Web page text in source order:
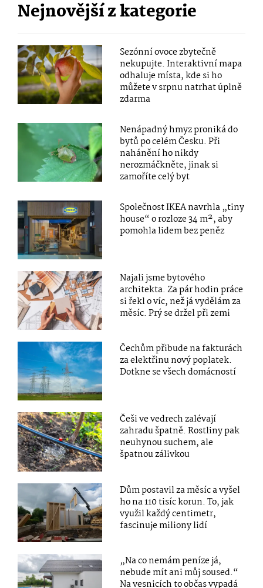
Nejnovější z kategorie
Sezónní ovoce zbytečně
nekupujte. Interaktivní mapa
odhaluje místa, kde si ho
můžete v srpnu natrhat úplně
zdarma
Nenápadný hmyz proniká do
bytů po celém Česku. Při
nahánění ho nikdy
nerozmáčkněte, jinak si
zamoříte celý byt
Společnost IKEA navrhla „tiny
house“ o rozloze 34 m², aby
pomohla lidem bez peněz
Najali jsme bytového
architekta. Za pár hodin práce
si řekl o víc, než já vydělám za
měsíc. Prý se držel při zemi
Čechům přibude na fakturách
za elektřinu nový poplatek.
Dotkne se všech domácností
Češi ve vedrech zalévají
zahradu špatně. Rostliny pak
neuhynou suchem, ale
špatnou zálivkou
Dům postavil za měsíc a vyšel
ho na 110 tisíc korun. To, jak
využil každý centimetr,
fascinuje miliony lidí
„Na co nemám peníze já,
nebude mít ani můj soused.“
Na vesnicích to občas vypadá